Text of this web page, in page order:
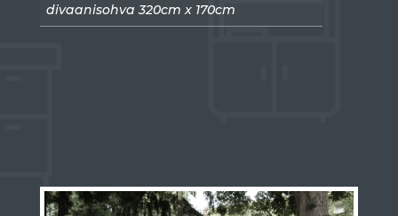
divaanisohva 320cm x 170cm